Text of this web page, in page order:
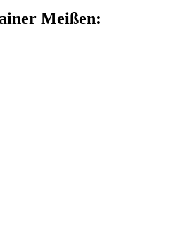
Meißen: